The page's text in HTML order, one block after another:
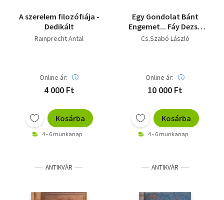
A szerelem filozófiája -
Dedikált
Rainprecht Antal
Online ár:
4 000 Ft
Kosárba
4 - 6 munkanap
Egy Gondolat Bánt
Engemet... Fáy Dezső
12 Kőrajzával.
Cs.Szabó László
Online ár:
10 000 Ft
Kosárba
4 - 6 munkanap
ANTIKVÁR ANTIKVÁR